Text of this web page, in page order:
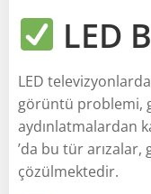
LED
LED
görüntü problemi,
aydınlatmalardan
’da bu tür arızalar,
çözülmektedir.